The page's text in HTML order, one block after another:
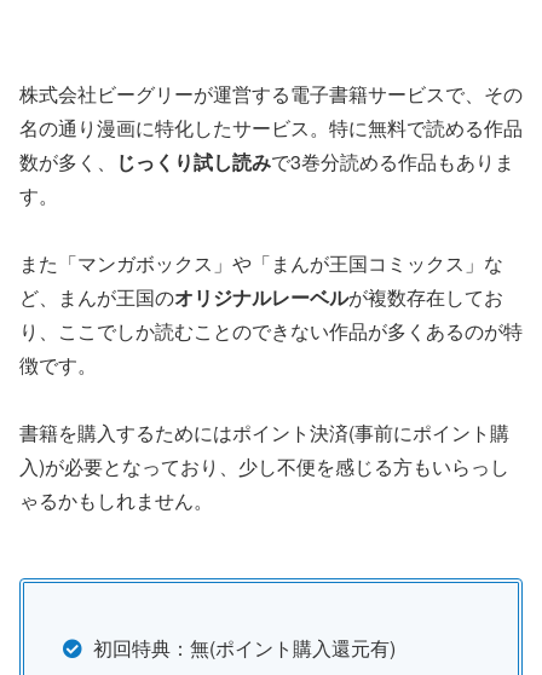
株式会社ビーグリーが運営する電子書籍サービスで、その
名の通り漫画に特化したサービス。特に無料で読める作品
数が多く、
じっくり試し読みで3巻分読める作品もありま
す。
また「マンガボックス」や「まんが王国コミックス」な
ど、まんが王国のオリジナルレーベルが複数存在してお
り、ここでしか読むことのできない作品が多くあるのが特
徴です。
書籍を購入するためにはポイント決済(事前にポイント購
入)が必要となっており、少し不便を感じる方もいらっし
ゃるかもしれません。
初回特典：無(ポイント購入還元有)